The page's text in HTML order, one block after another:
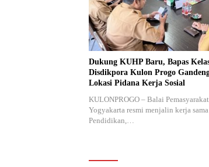
Dukung KUHP Baru, Bapas
Disdikpora Kulon Progo
Lokasi Pidana Kerja Sosial
KULONPROGO – Balai
Yogyakarta resmi menjalin kerja
Pendidikan,…